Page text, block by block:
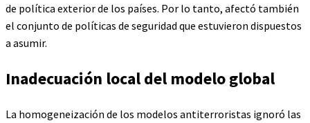
de política exterior de los países. Por lo tanto, afectó también
el conjunto de políticas de seguridad que estuvieron dispuestos
a asumir.
Inadecuación local del modelo global
La homogeneización de los modelos antiterroristas ignoró las